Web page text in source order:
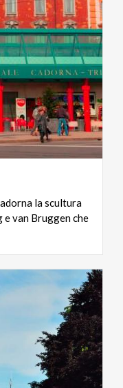
la scultura
e van Bruggen che